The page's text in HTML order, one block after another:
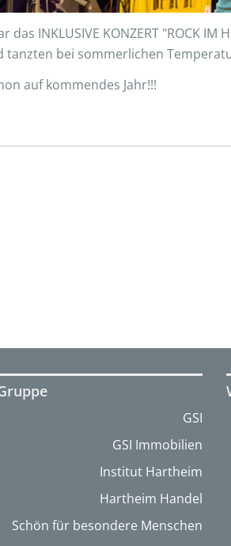
das INKLUSIVE KONZERT "ROCK
tanzten bei sommerlichen
auf kommendes Jahr!!!
GSI
GSI Immobilien
Institut Hartheim
Hartheim Handel
Schön für besondere Menschen